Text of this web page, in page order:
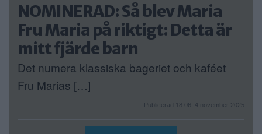
NOMINERAD: Så blev Maria
Fru Maria på riktigt: Detta är
mitt fjärde barn
Det numera klassiska bageriet och kaféet
Fru Marias […]
Publicerad 18:06, 4 november 2025